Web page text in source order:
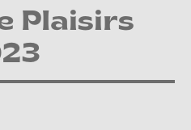
Plaisirs